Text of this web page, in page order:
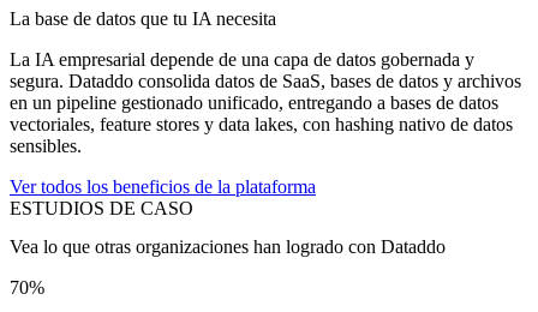
La base de datos que tu IA necesita
La IA empresarial depende de una capa de datos gobernada y
segura. Dataddo consolida datos de SaaS, bases de datos y archivos
en un pipeline gestionado unificado, entregando a bases de datos
vectoriales, feature stores y data lakes, con hashing nativo de datos
sensibles.
Ver todos los beneficios de la plataforma
ESTUDIOS DE CASO
Vea lo que otras organizaciones han logrado con Dataddo
70%